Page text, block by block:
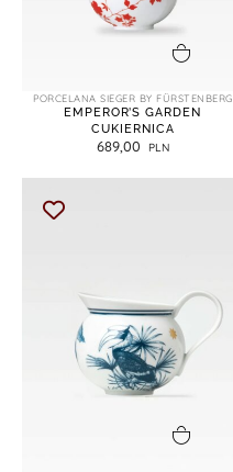
PORCELANA SIEGER BY FÜRSTENBERG
EMPEROR’S GARDEN
CUKIERNICA
689,00